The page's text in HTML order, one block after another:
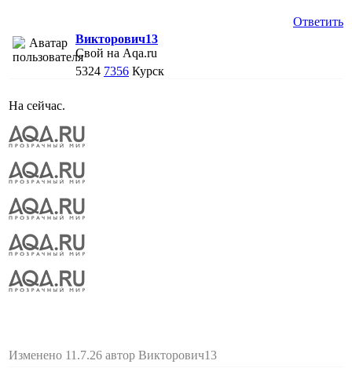
Ответить
Викторович13
Свой на Aqa.ru
5324 7356 Курск
На сейчас.
Изменено 11.7.26 автор Викторович13